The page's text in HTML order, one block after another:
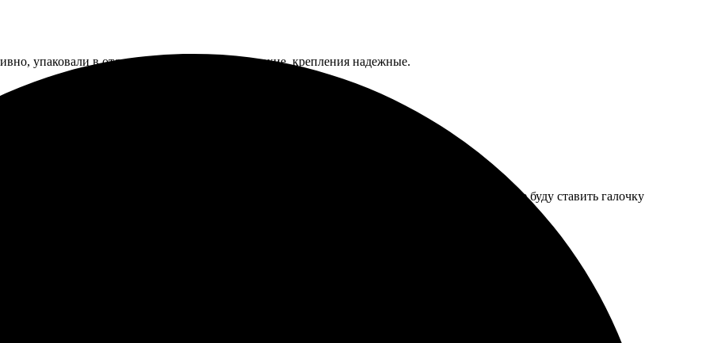
упаковали в отдельные пакетики. Цвета яркие, крепления надежные.
чуть обрезанные по краям, видимо, автоматическое кадрирование подвело. На будущее буду ставить галочку